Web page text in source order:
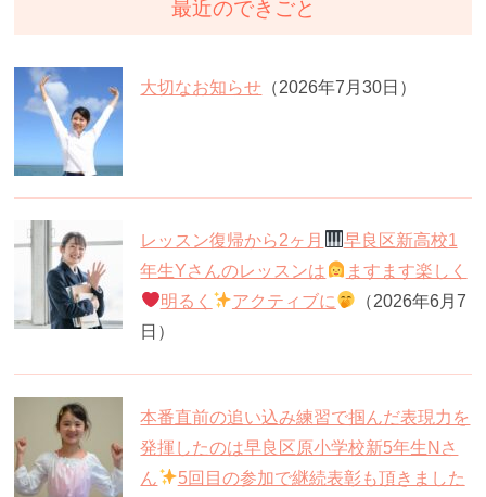
最近のできごと
大切なお知らせ （2026年7月30日）
レッスン復帰から2ヶ月
早良区新高校1
年生Yさんのレッスンは
ますます楽しく
明るく
アクティブに
（2026年6月7
日）
本番直前の追い込み練習で掴んだ表現力を
発揮したのは早良区原小学校新5年生Nさ
ん
5回目の参加で継続表彰も頂きました